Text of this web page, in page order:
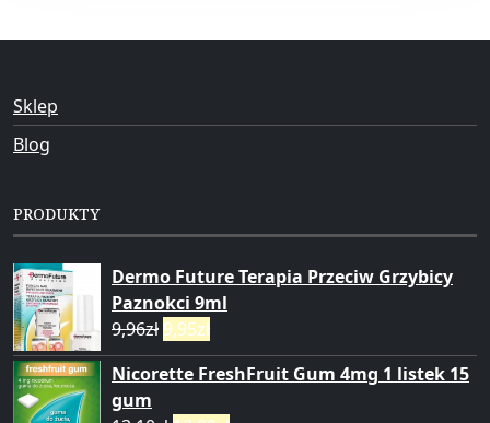
Sklep
Blog
PRODUKTY
Dermo Future Terapia Przeciw Grzybicy
Paznokci 9ml
9,96zł 9,95zł
Nicorette FreshFruit Gum 4mg 1 listek 15
gum